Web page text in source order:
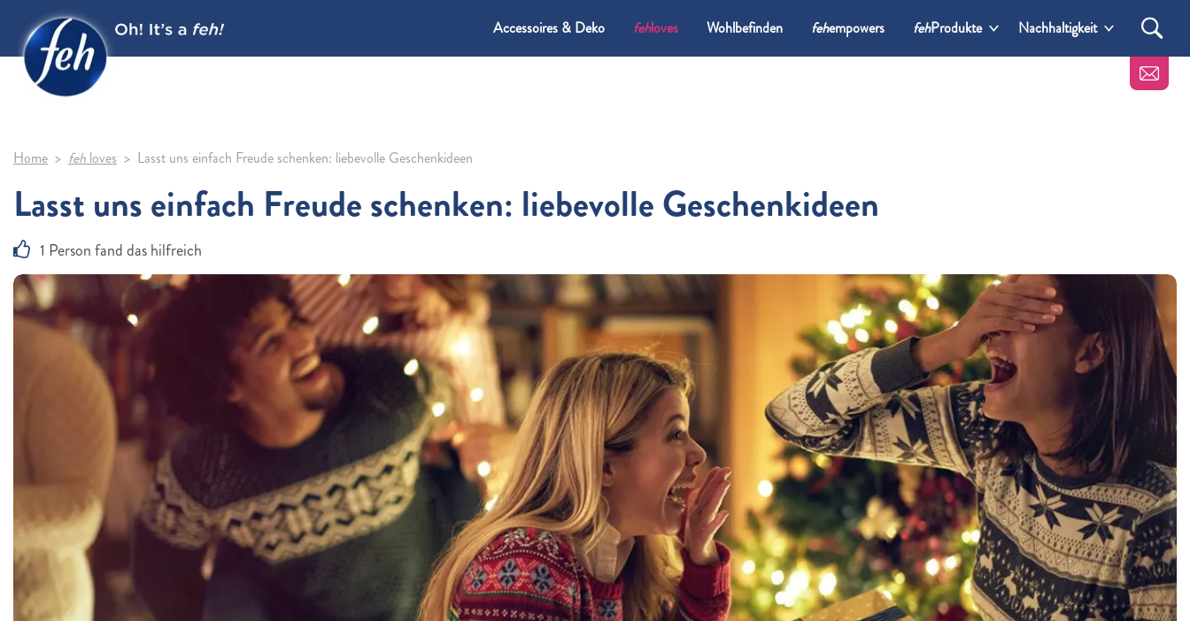
Accessoires & Deko fehloves Wohlbefinden fehempowers fehProdukte Nachhaltigkeit
Home feh loves Lasst uns einfach Freude schenken: liebevolle Geschenkideen
Lasst uns einfach Freude schenken: liebevolle Geschenkideen
1 Person fand das hilfreich